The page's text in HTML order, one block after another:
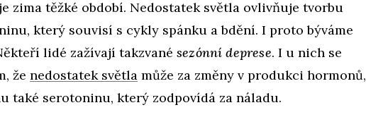
zima těžké období. Nedostatek světla ovlivňuje tvorbu
který souvisí s cykly spánku a bdění. I proto býváme
lidé zažívají takzvané sezónní deprese. I u nich se
že nedostatek světla může za změny v produkci hormonů,
také serotoninu, který zodpovídá za náladu.